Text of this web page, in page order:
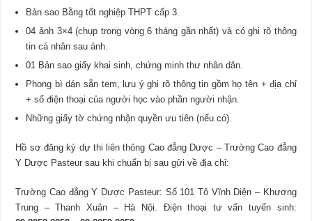
Bản sao Bằng tốt nghiệp THPT cấp 3.
04 ảnh 3×4 (chụp trong vòng 6 tháng gần nhất) và có ghi rõ thông
tin cá nhân sau ảnh.
01 Bản sao giấy khai sinh, chứng minh thư nhân dân.
Phong bì dán sẵn tem, lưu ý ghi rõ thông tin gồm họ tên + địa chỉ
+ số điện thoại của người học vào phần người nhận.
Những giấy tờ chứng nhận quyền ưu tiên (nếu có).
Hồ sơ đăng ký dự thi liên thông Cao đẳng Dược –Trường Cao đẳng
Y Dược Pasteursau khi chuẩn bị sau gửi về địa chỉ:
Trường Cao đẳng Y Dược Pasteur: Số 101 Tô Vĩnh Diện – Khương
Trung – Thanh Xuân – Hà Nội. Điện thoại tư vấn tuyển sinh: